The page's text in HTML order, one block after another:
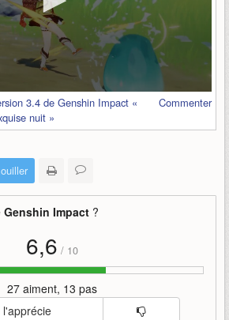
Commenter
3.4 de Genshin Impact «
nuit »
Genshin Impact ?
6,6 / 10
27 aiment, 13 pas
l'apprécie